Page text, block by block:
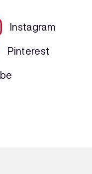
Instagram
Pinterest